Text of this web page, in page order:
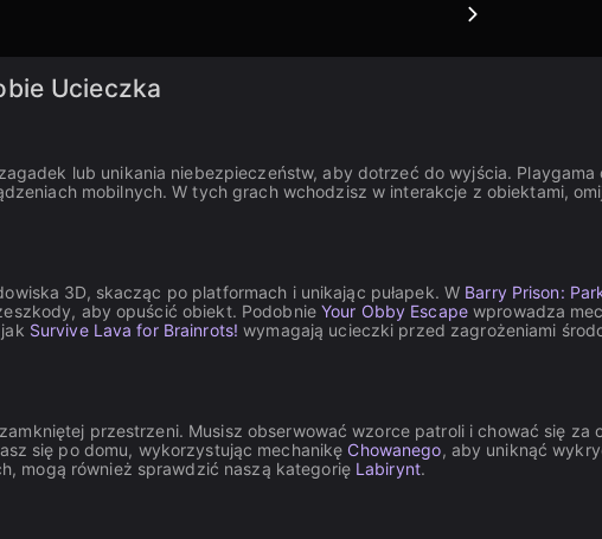
Ucieczka
lub unikania niebezpieczeństw, aby dotrzeć do wyjścia.
mobilnych. W tych grach wchodzisz w interakcje z obiektami,
3D, skacząc po platformach i unikając pułapek. W Barry Prison:
aby opuścić obiekt. PodobnieYour Obby Escapewprowadza
Survive Lava for Brainrots! wymagają ucieczki przed zagrożeniami
przestrzeni. Musisz obserwować wzorce patroli i chować się za
się po domu, wykorzystując mechanikę Chowanego, aby uniknąć
mogą również sprawdzić naszą kategorię Labirynt.